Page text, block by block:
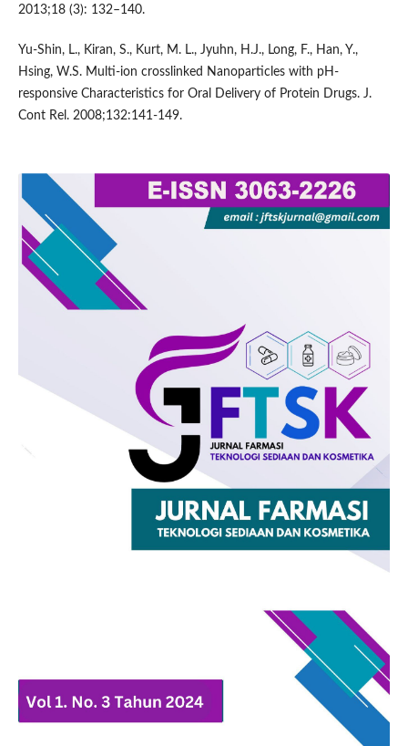
2013;18 (3): 132–140.
Yu-Shin, L., Kiran, S., Kurt, M. L., Jyuhn, H.J., Long, F., Han, Y.,
Hsing, W.S. Multi-ion crosslinked Nanoparticles with pH-
responsive Characteristics for Oral Delivery of Protein Drugs. J.
Cont Rel. 2008;132:141-149.